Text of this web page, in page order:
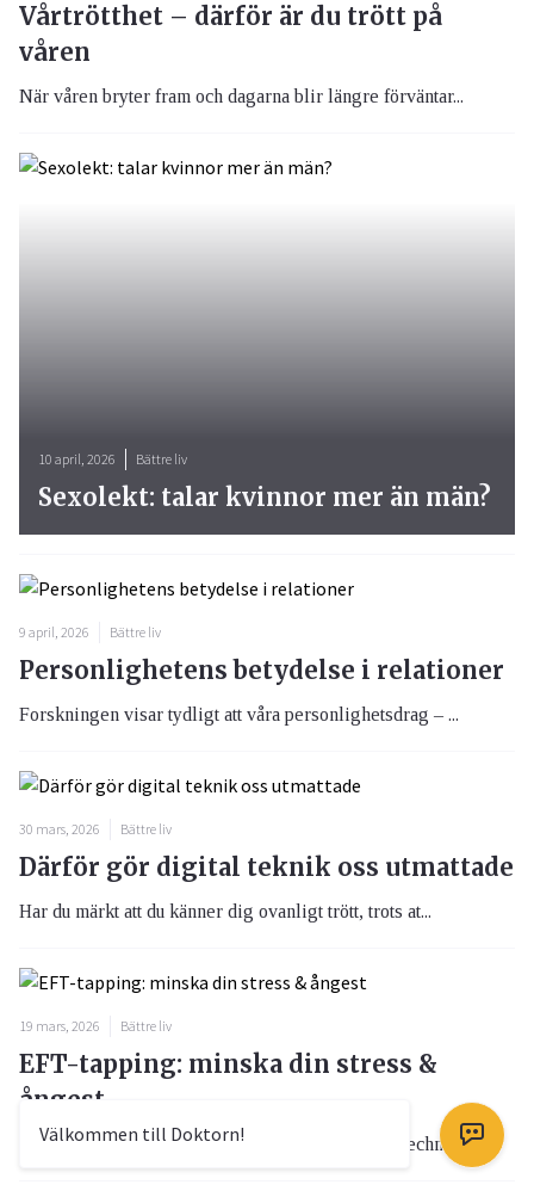
Vårtrötthet – därför är du trött på
våren
När våren bryter fram och dagarna blir längre förväntar...
10 april, 2026 Bättre liv
Sexolekt: talar kvinnor mer än män?
9 april, 2026 Bättre liv
Personlighetens betydelse i relationer
Forskningen visar tydligt att våra personlighetsdrag – ...
30 mars, 2026 Bättre liv
Därför gör digital teknik oss utmattade
Har du märkt att du känner dig ovanligt trött, trots at...
19 mars, 2026 Bättre liv
EFT-tapping: minska din stress &
ångest
Tapping, även kallad EFT (Emotional Freedom Technique),...
Välkommen till Doktorn!